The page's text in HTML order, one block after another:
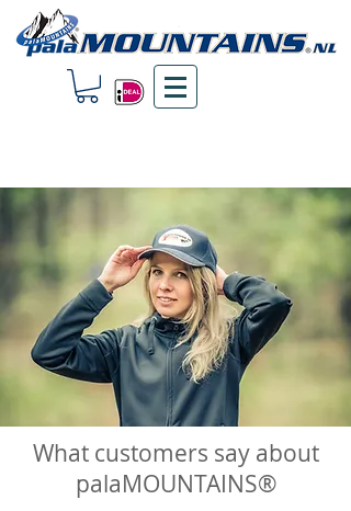
What customers say about
palaMOUNTAINS®